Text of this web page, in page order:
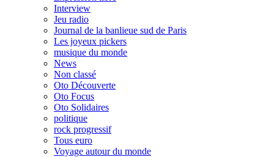
Interview
Jeu radio
Journal de la banlieue sud de Paris
Les joyeux pickers
musique du monde
News
Non classé
Oto Découverte
Oto Focus
Oto Solidaires
politique
rock progressif
Tous euro
Voyage autour du monde